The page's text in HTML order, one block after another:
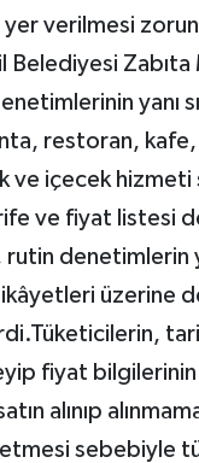
verilmesi
Belediyesi Zabıta
yanı
restoran,
ve içecek hizmeti
ve fiyat listesi
denetimlerin
üzerine
fiyat bilgilerinin
alınıp
sebebiyle